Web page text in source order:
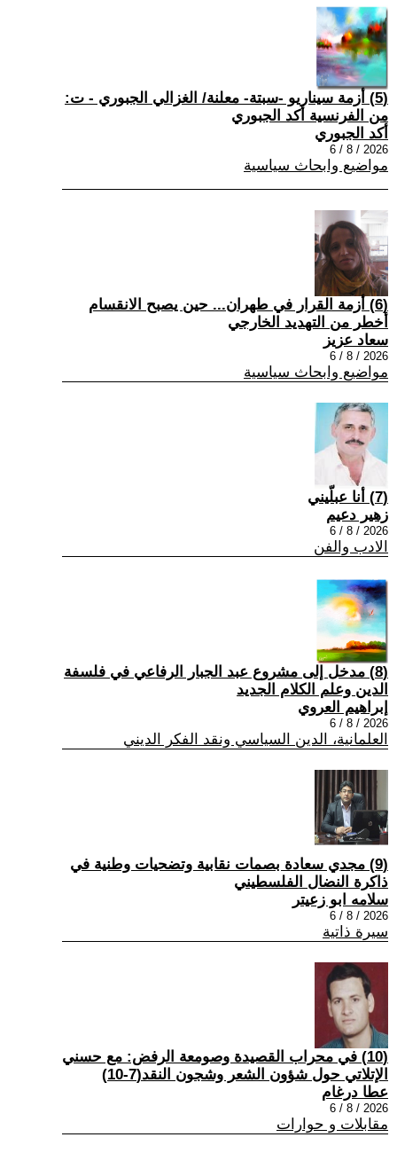
(5) أزمة سيناريو -سبتة- معلنة/ الغزالي الجبوري - ت:
من الفرنسية أكد الجبوري
أكد الجبوري
2026 / 8 / 6
مواضيع وابحاث سياسية
(6) أزمة القرار في طهران... حين يصبح الانقسام
أخطر من التهديد الخارجي
سعاد عزيز
2026 / 8 / 6
مواضيع وابحاث سياسية
(7) أنا عبلّيني
زهير دعيم
2026 / 8 / 6
الادب والفن
(8) مدخل إلى مشروع عبد الجبار الرفاعي في فلسفة
الدين وعلم الكلام الجديد
إبراهيم العروي
2026 / 8 / 6
العلمانية، الدين السياسي ونقد الفكر الديني
(9) مجدي سعادة بصمات نقابية وتضحيات وطنية في
ذاكرة النضال الفلسطيني
سلامه ابو زعيتر
2026 / 8 / 6
سيرة ذاتية
(10) في محراب القصيدة وصومعة الرفض: مع حسني
الإتلاتي حول شؤون الشعر وشجون النقد(7-10)
عطا درغام
2026 / 8 / 6
مقابلات و حوارات